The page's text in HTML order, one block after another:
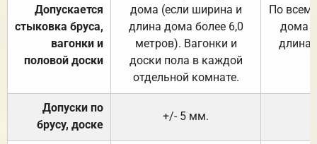
Допускается
стыковка бруса,
вагонки и
половой доски
дома (если ширина и
длина дома более 6,0
метров). Вагонки и
доски пола в каждой
отдельной комнате.
По
дома
длина
Допуски по
брусу, доске
+/- 5 мм.